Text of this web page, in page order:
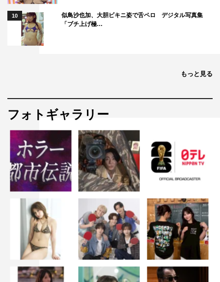
10
似鳥沙也加、大胆ビキニ姿で舌ペロ デジタル写真集
「ブチ上げ極…
もっと見る
フォトギャラリー